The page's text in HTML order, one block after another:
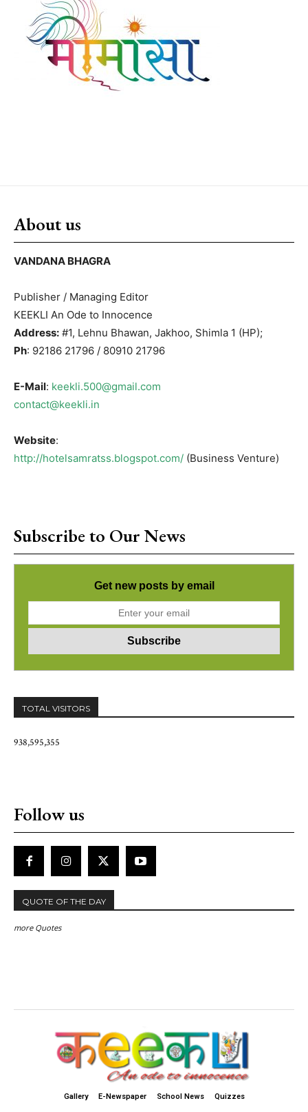
About us
VANDANA BHAGRA
Publisher / Managing Editor
KEEKLI An Ode to Innocence
Address: #1, Lehnu Bhawan, Jakhoo, Shimla 1 (HP);
Ph: 92186 21796 / 80910 21796
E-Mail: keekli.500@gmail.com
contact@keekli.in
Website:
http://hotelsamratss.blogspot.com/ (Business Venture)
Subscribe to Our News
Get new posts by email
TOTAL VISITORS
938,595,355
Follow us
QUOTE OF THE DAY
more Quotes
Gallery E-Newspaper School News Quizzes